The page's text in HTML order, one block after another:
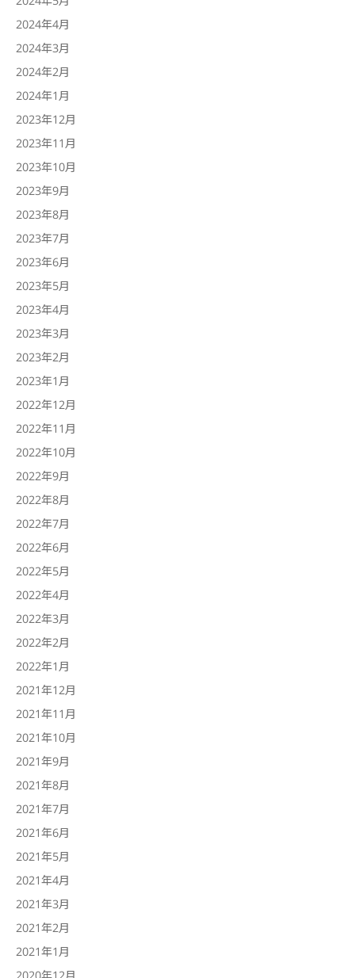
2024年4月
2024年3月
2024年2月
2024年1月
2023年12月
2023年11月
2023年10月
2023年9月
2023年8月
2023年7月
2023年6月
2023年5月
2023年4月
2023年3月
2023年2月
2023年1月
2022年12月
2022年11月
2022年10月
2022年9月
2022年8月
2022年7月
2022年6月
2022年5月
2022年4月
2022年3月
2022年2月
2022年1月
2021年12月
2021年11月
2021年10月
2021年9月
2021年8月
2021年7月
2021年6月
2021年5月
2021年4月
2021年3月
2021年2月
2021年1月
2020年12月